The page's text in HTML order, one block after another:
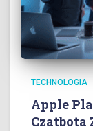
TECHNOLOGIA
Apple
Czatbota